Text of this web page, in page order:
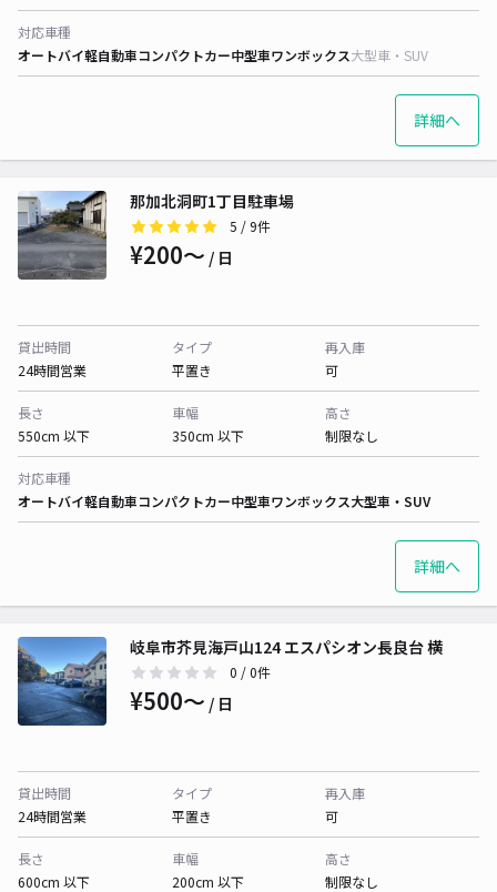
対応車種
オートバイ軽自動車コンパクトカー中型車ワンボックス大型車・SUV
詳細へ
那加北洞町1丁目駐車場
5 / 9件
¥200〜 / 日
貸出時間
24時間営業
タイプ
平置き
再入庫
可
長さ
550cm 以下
車幅
350cm 以下
高さ
制限なし
対応車種
オートバイ軽自動車コンパクトカー中型車ワンボックス大型車・SUV
詳細へ
岐阜市芥見海戸山124 エスパシオン長良台 横
0 / 0件
¥500〜 / 日
貸出時間
24時間営業
タイプ
平置き
再入庫
可
長さ
600cm 以下
車幅
200cm 以下
高さ
制限なし